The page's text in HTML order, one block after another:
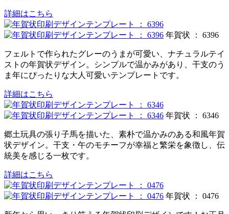
詳細はこちら
年賀状 ： 6396
フェルトで作られたグレーのうまが可愛い、ナチュラルテイ
ストの年賀状デザイン。シンプルで温かみがあり、干支のう
ま年にぴったりな大人可愛いテンプレートです。
詳細はこちら
年賀状 ： 6346
郷土玩具の張り子馬を描いた、素朴で温かみのある和風年賀
状デザイン。干支・午のモチーフが幸福と繁栄を象徴し、伝
統美を感じる一枚です。
詳細はこちら
年賀状 ： 0476